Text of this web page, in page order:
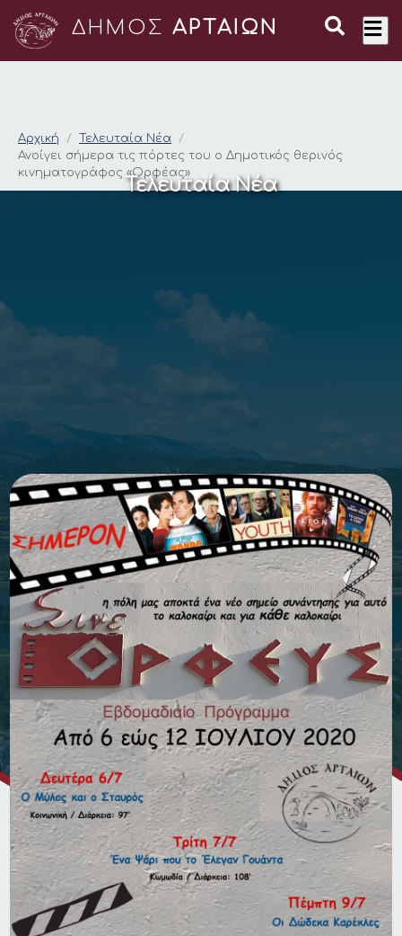
ΔΗΜΟΣ ΑΡΤΑΙΩΝ
Ανοίγει σήμερα τις
Αρχική
Τελευταία Νέα
Ανοίγει σήμερα τις πόρτες του ο Δημοτικός θερινός
κινηματογράφος «Ορφέας»
Τελευταία Νέα